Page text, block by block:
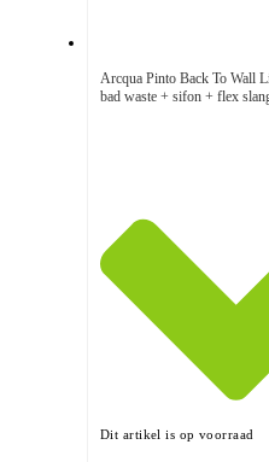
Arcqua Pinto Back To Wall
bad waste + sifon + flex
Dit artikel is op voorraad